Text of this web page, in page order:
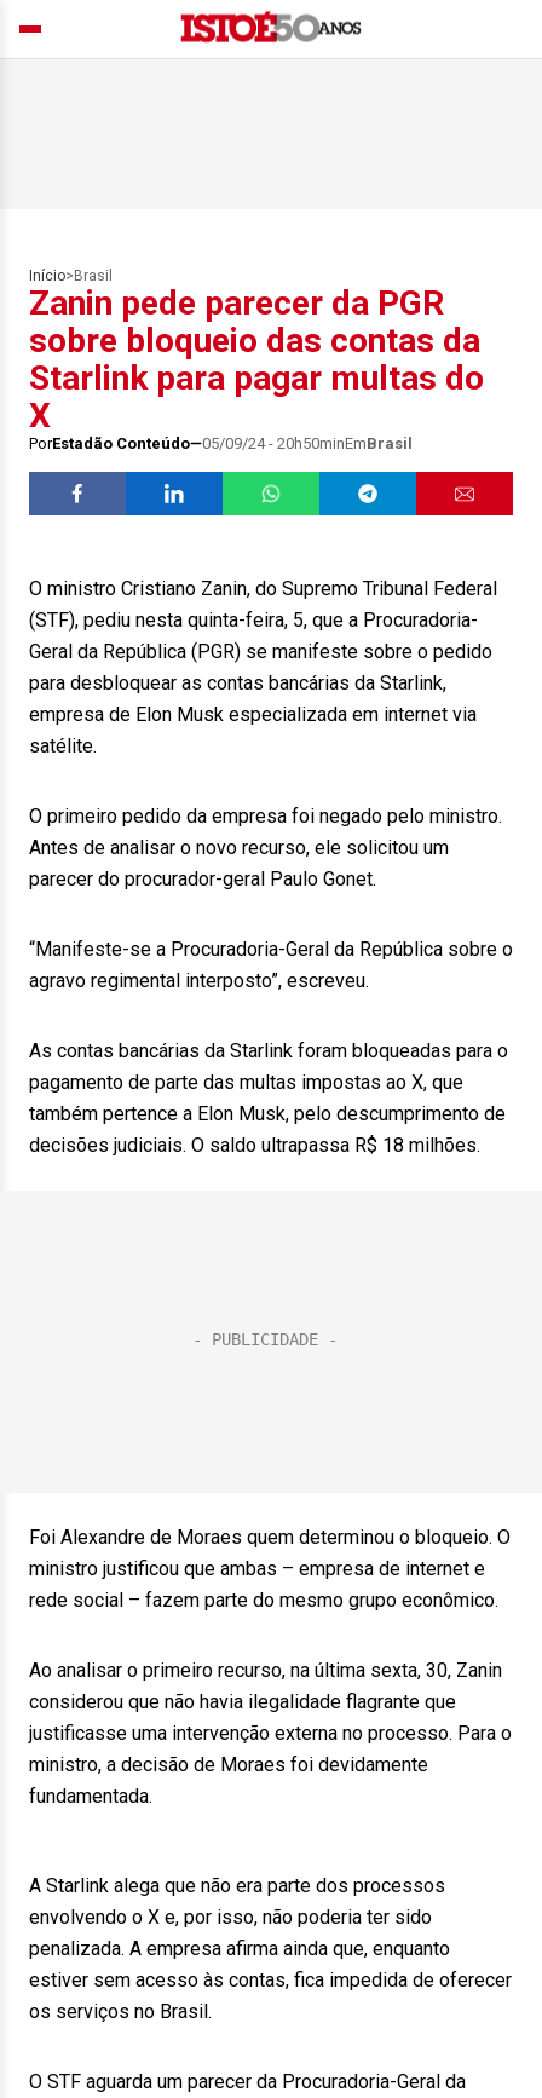
Início> Brasil
Zanin pede parecer da PGR
sobre bloqueio das contas da
Starlink para pagar multas do
X
PorEstadão Conteúdo 05/09/24 - 20h50minEmBrasil
O ministro Cristiano Zanin, do Supremo Tribunal Federal
(STF), pediu nesta quinta-feira, 5, que a Procuradoria-
Geral da República (PGR) se manifeste sobre o pedido
para desbloquear as contas bancárias da Starlink,
empresa de Elon Musk especializada em internet via
satélite.
O primeiro pedido da empresa foi negado pelo ministro.
Antes de analisar o novo recurso, ele solicitou um
parecer do procurador-geral Paulo Gonet.
“Manifeste-se a Procuradoria-Geral da República sobre o
agravo regimental interposto”, escreveu.
As contas bancárias da Starlink foram bloqueadas para o
pagamento de parte das multas impostas ao X, que
também pertence a Elon Musk, pelo descumprimento de
decisões judiciais. O saldo ultrapassa R$ 18 milhões.
Foi Alexandre de Moraes quem determinou o bloqueio. O
ministro justificou que ambas – empresa de internet e
rede social – fazem parte do mesmo grupo econômico.
Ao analisar o primeiro recurso, na última sexta, 30, Zanin
considerou que não havia ilegalidade flagrante que
justificasse uma intervenção externa no processo. Para o
ministro, a decisão de Moraes foi devidamente
fundamentada.
A Starlink alega que não era parte dos processos
envolvendo o X e, por isso, não poderia ter sido
penalizada. A empresa afirma ainda que, enquanto
estiver sem acesso às contas, fica impedida de oferecer
os serviços no Brasil.
O STF aguarda um parecer da Procuradoria-Geral da